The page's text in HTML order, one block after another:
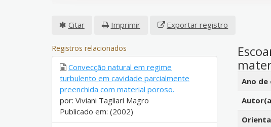
Citar Imprimir Exportar registro
Ano de
Registros relacionados
Convecção natural em regime
turbulento em cavidade parcialmente
preenchida com material poroso.
por: Viviani Tagliari Magro
Publicado em: (2002)